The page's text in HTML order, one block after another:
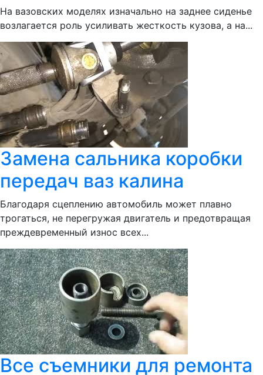
На вазовских моделях изначально на заднее сиденье
возлагается роль усиливать жесткость кузова, а на...
Замена сальника коробки
передач ваз калина
Благодаря сцеплению автомобиль может плавно
трогаться, не перегружая двигатель и предотвращая
преждевременный износ всех...
Все съемники для ремонта